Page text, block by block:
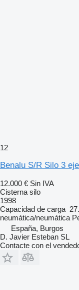
12
Benalu S/R Silo 3
12.000 € Sin IVA
Cisterna silo
1998
Capacidad de carga
neumática/neumática
España, Burgos
D. Javier Esteban SL
Contacte con el